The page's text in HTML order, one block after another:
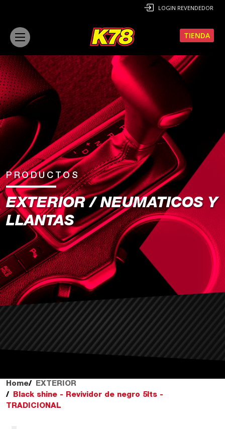
LOGIN REVENDEDOR
TIENDA
PRODUCTOS
EXTERIOR / NEUMATICOS Y
LLANTAS
Home
EXTERIOR
Black shine - Revividor de negro 5lts -
TRADICIONAL